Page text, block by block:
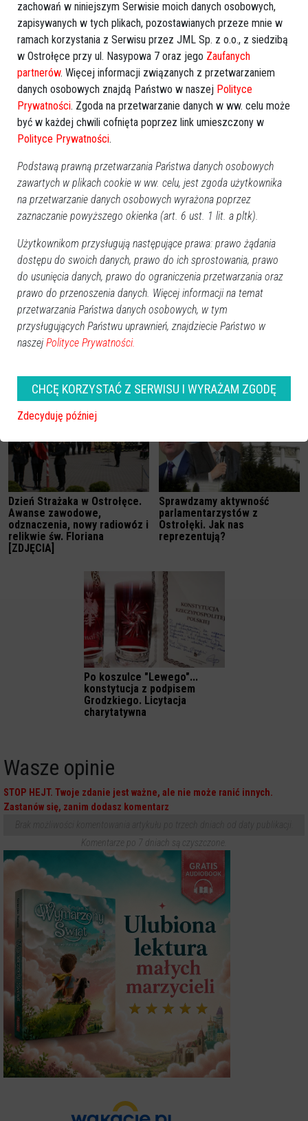
Ile zarabia senator
Dzień Strażaka w Ostrołęce.
Awanse zawodowe,
odznaczenia, nowy radiowóz i
relikwie św. Floriana
[ZDJĘCIA]
Sprawdzamy aktywność
parlamentarzystów z
Ostrołęki. Jak nas
reprezentują?
Po koszulce "Lewego"...
konstytucja z podpisem
Grodzkiego. Licytacja
charytatywna
Wasze opinie
STOP HEJT. Twoje zdanie jest ważne, ale nie może ranić innych.
Zastanów się, zanim dodasz komentarz
Komentarze po 7 dniach są czyszczone.
zachowań w niniejszym Serwisie moich danych osobowych,
zapisywanych w tych plikach, pozostawianych przeze mnie w
ramach korzystania z Serwisu przez JML Sp. z o.o., z siedzibą
w Ostrołęce przy ul. Nasypowa 7 oraz jego Zaufanych
partnerów. Więcej informacji związanych z przetwarzaniem
danych osobowych znajdą Państwo w naszej Polityce
Prywatności. Zgoda na przetwarzanie danych w ww. celu może
być w każdej chwili cofnięta poprzez link umieszczony w
Polityce Prywatności.
Podstawą prawną przetwarzania Państwa danych osobowych
zawartych w plikach cookie w ww. celu, jest zgoda użytkownika
na przetwarzanie danych osobowych wyrażona poprzez
zaznaczanie powyższego okienka (art. 6 ust. 1 lit. a pltk).
Użytkownikom przysługują następujące prawa: prawo żądania
dostępu do swoich danych, prawo do ich sprostowania, prawo
do usunięcia danych, prawo do ograniczenia przetwarzania oraz
prawo do przenoszenia danych. Więcej informacji na temat
przetwarzania Państwa danych osobowych, w tym
przysługujących Państwu uprawnień, znajdziecie Państwo w
naszej Polityce Prywatności.
CHCĘ KORZYSTAĆ Z SERWISU I WYRAŻAM ZGODĘ
Zdecyduję później